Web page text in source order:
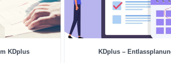
KDplus KDplus –